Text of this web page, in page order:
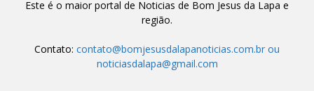
Este é o maior portal de Noticias de Bom Jesus da Lapa e
região.
Contato: contato@bomjesusdalapanoticias.com.br ou
noticiasdalapa@gmail.com